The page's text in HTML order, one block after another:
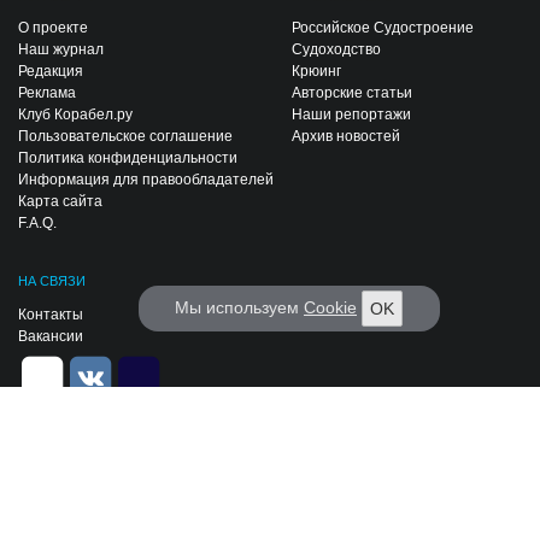
О проекте
Наш журнал
Редакция
Реклама
Клуб Корабел.ру
Пользовательское соглашение
Политика конфиденциальности
Информация для правообладателей
Карта сайта
F.A.Q.
Российское Судостроение
Судоходство
Крюинг
Авторские статьи
Наши репортажи
Архив новостей
НА СВЯЗИ
Контакты
Вакансии
Мы используем Cookie OK